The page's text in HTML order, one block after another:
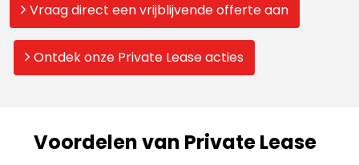
Vraag direct een vrijblijvende offerte aan
Ontdek onze Private Lease acties
Voordelen van Private Lease